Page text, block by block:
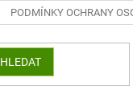
PODMÍNKY OCHRANY
HLEDAT